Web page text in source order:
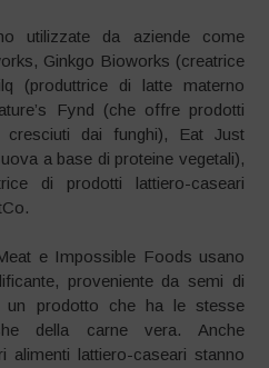
utilizzate da aziende come
Ginkgo Bioworks (creatrice
(produttrice di latte materno
Fynd (che offre prodotti
dai funghi), Eat Just
a base di proteine vegetali),
di prodotti lattiero-caseari
e Impossible Foods usano
proveniente da semi di
prodotto che ha le stesse
della carne vera. Anche
alimenti lattiero-caseari stanno